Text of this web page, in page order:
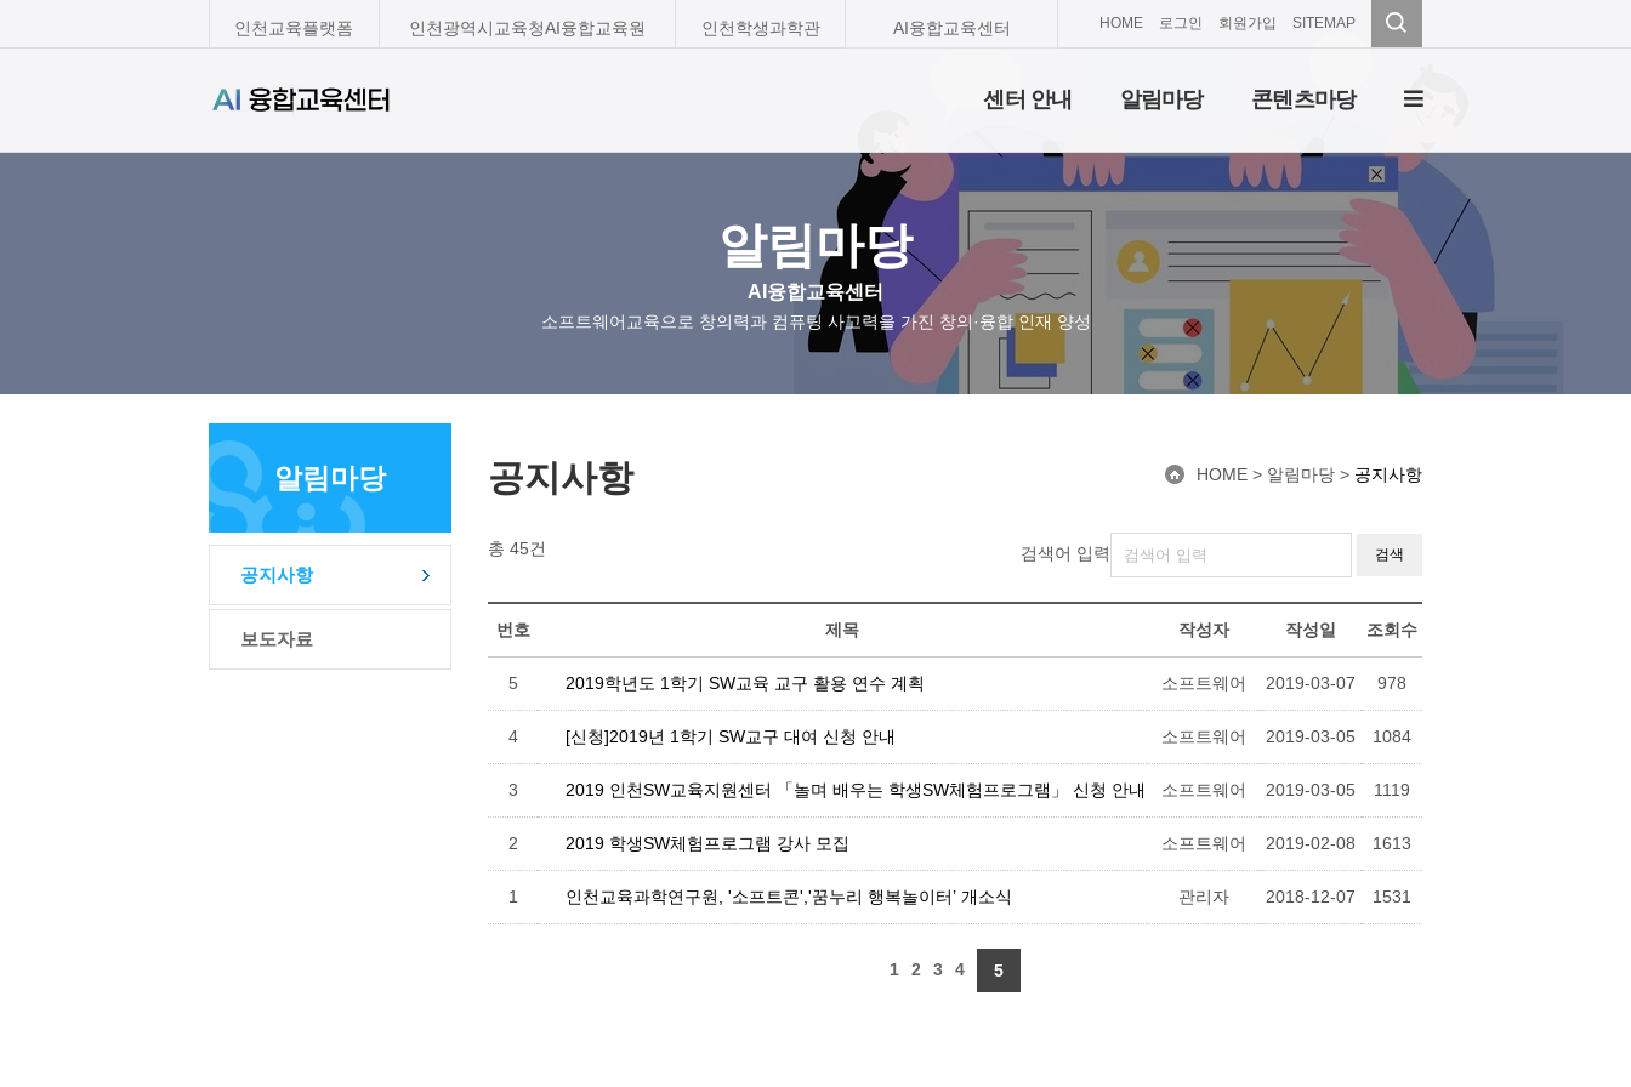
인천교육플랫폼 인천광역시교육청AI융합교육원 인천학생과학관 AI융합교육센터 HOME 로그인 회원가입 SITEMAP
센터 안내 알림마당 콘텐츠마당
알림마당
AI융합교육센터
소프트웨어교육으로 창의력과 컴퓨팅 사고력을 가진 창의·융합 인재 양성
알림마당
공지사항
보도자료
공지사항 HOME > 알림마당 > 공지사항
총 45건 검색어 입력 검색
번호 제목 작성자 작성일 조회수
5 2019학년도 1학기 SW교육 교구 활용 연수 계획 소프트웨어 2019-03-07 978
4 [신청]2019년 1학기 SW교구 대여 신청 안내 소프트웨어 2019-03-05 1084
3 2019 인천SW교육지원센터 「놀며 배우는 학생SW체험프로그램」 신청 안내 소프트웨어 2019-03-05 1119
2 2019 학생SW체험프로그램 강사 모집 소프트웨어 2019-02-08 1613
1 인천교육과학연구원, '소프트콘','꿈누리 행복놀이터’ 개소식 관리자 2018-12-07 1531
1 2 3 4 5